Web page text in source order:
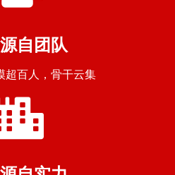
自团队
超百人，骨干云集